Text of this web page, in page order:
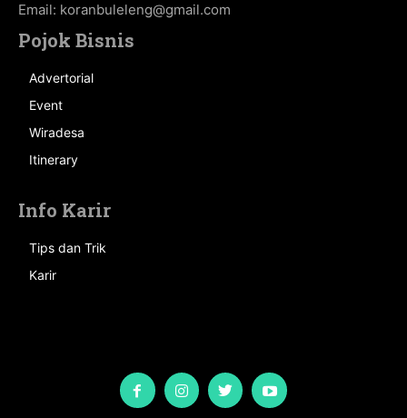
Email: koranbuleleng@gmail.com
Pojok Bisnis
Advertorial
Event
Wiradesa
Itinerary
Info Karir
Tips dan Trik
Karir